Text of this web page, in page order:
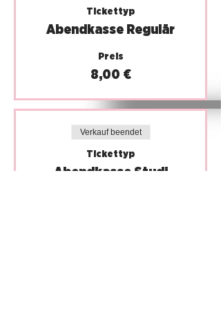
Tickettyp
Abendkasse Regulär
Preis
8,00 €
Verkauf beendet
Tickettyp
Abendkasse Studi